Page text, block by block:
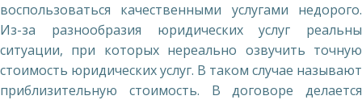
воспользоваться качественными услугами недорого.
Из-за разнообразия юридических услуг реальны
ситуации, при которых нереально озвучить точную
стоимость юридических услуг. В таком случае называют
приблизительную стоимость. В договоре делается